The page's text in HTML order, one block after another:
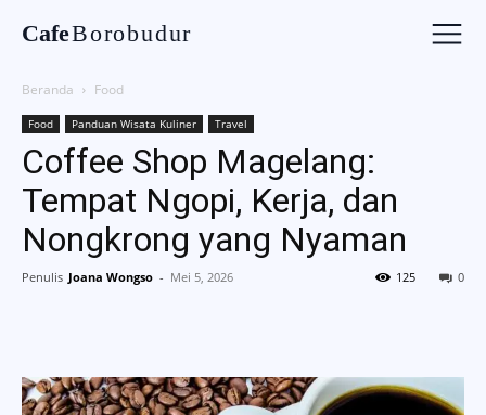
CafeBorobudur
Beranda Food
Food Panduan Wisata Kuliner Travel
Coffee Shop Magelang:
Tempat Ngopi, Kerja, dan
Nongkrong yang Nyaman
Penulis Joana Wongso - Mei 5, 2026 0
125